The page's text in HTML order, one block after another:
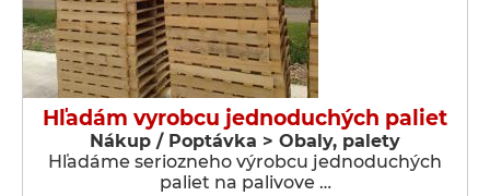
Hľadám vyrobcu jednoduchých paliet
Nákup / Poptávka > Obaly, palety
Hľadáme seriozneho výrobcu jednoduchých
paliet na palivove …